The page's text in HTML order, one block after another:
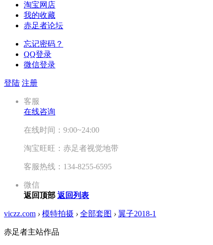
淘宝网店
我的收藏
赤足者论坛
忘记密码？
QQ登录
微信登录
登陆 注册
客服
在线咨询
在线时间：9:00~24:00
淘宝旺旺：赤足者视觉地带
客服热线：134-8255-6595
微信
返回顶部 返回列表
viczz.com › 模特拍摄 › 全部套图 › 翼子2018-1
赤足者主站作品